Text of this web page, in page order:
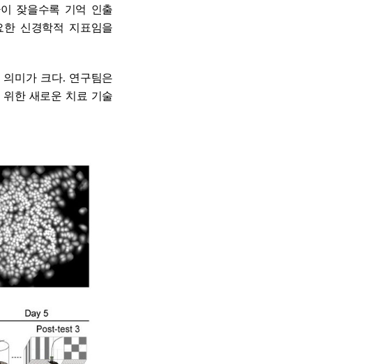
잦을수록 기억 인출
신경학적 지표임을
미가 크다. 연구팀은
한 새로운 치료 기술